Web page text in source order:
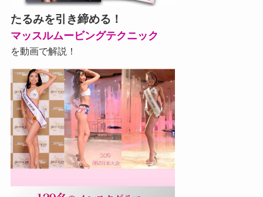
たるみを引き締める！
マッスルムービングテクニック
を動画で解説！